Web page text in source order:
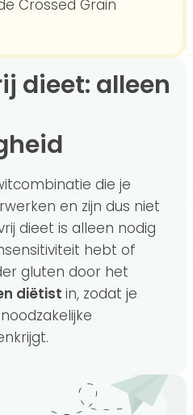
Crossed Grain
die je
en zijn dus niet
dieet is alleen nodig
hebt of
gluten door het
diëtist in, zodat je